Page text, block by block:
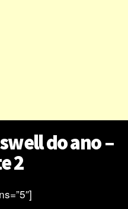
do ano –
2